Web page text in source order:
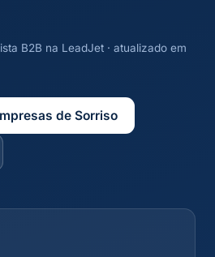
B2B na LeadJet · atualizado em
de Sorriso